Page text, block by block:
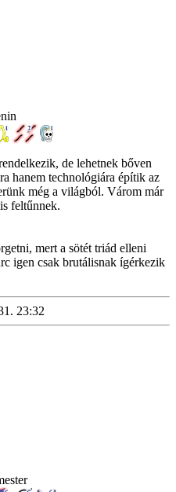
de lehetnek bőven
hanem technológiára építik az
még a világból. Várom már
feltűnnek.
mert a sötét triád elleni
igen csak brutálisnak ígérkezik
23:32